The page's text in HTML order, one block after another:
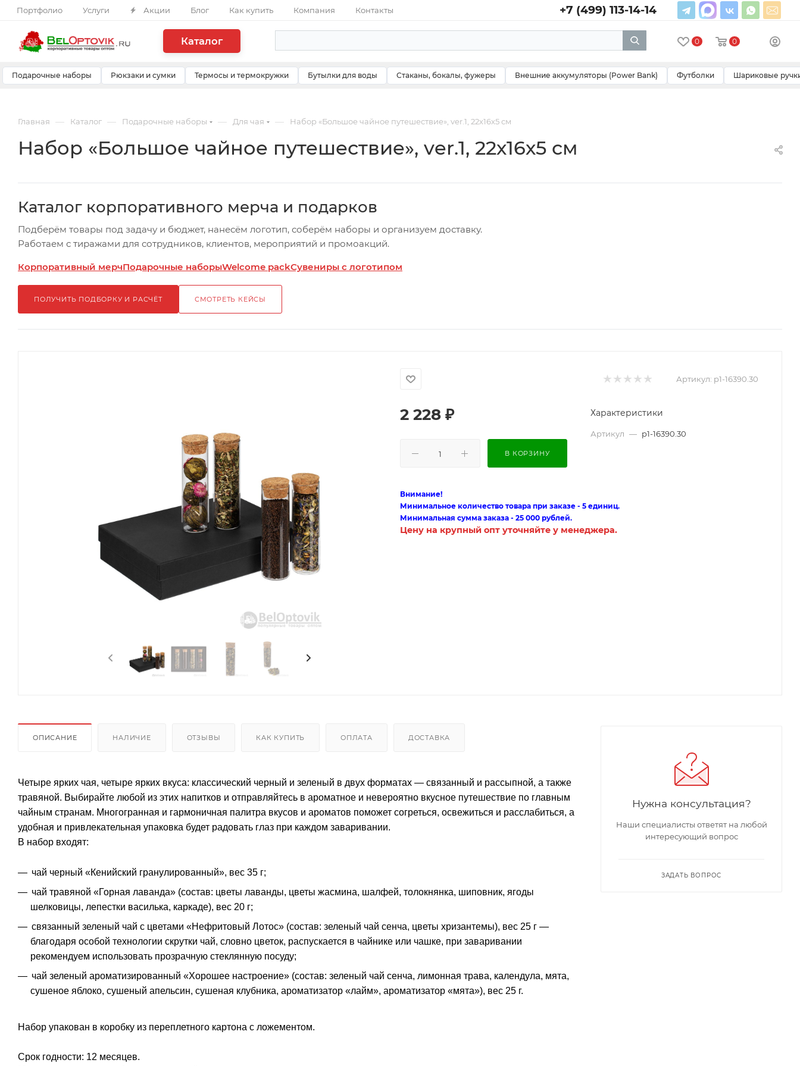
Портфолио Услуги Акции Блог Как купить Компания Контакты +7 (499) 113-14-14
Каталог 0 0
Подарочные наборы Рюкзаки и сумки Термосы и термокружки Бутылки для воды Стаканы, бокалы, фужеры Внешние аккумуляторы (Power Bank) Футболки Шариковые
Главная — Каталог — Подарочные наборы — Для чая — Набор «Большое чайное путешествие», ver.1, 22х16х5 см
Набор «Большое чайное путешествие», ver.1, 22х16х5 см
Каталог корпоративного мерча и подарков
Подберём товары под задачу и бюджет, нанесём логотип, соберём наборы и организуем доставку.
Работаем с тиражами для сотрудников, клиентов, мероприятий и промоакций.
Корпоративный мерчПодарочные наборыWelcome packСувениры с логотипом
ПОЛУЧИТЬ ПОДБОРКУ И РАСЧЁТ СМОТРЕТЬ КЕЙСЫ
Артикул: p1-16390.30
2 228 ₽
В КОРЗИНУ
Характеристики
Артикул — p1-16390.30
Внимание!
Минимальное количество товара при заказе - 5 единиц.
Минимальная сумма заказа - 25 000 рублей.
Цену на крупный опт уточняйте у менеджера.
ОПИСАНИЕ НАЛИЧИЕ ОТЗЫВЫ КАК КУПИТЬ ОПЛАТА ДОСТАВКА
Четыре ярких чая, четыре ярких вкуса: классический черный и зеленый в двух форматах — связанный и рассыпной, а также
травяной. Выбирайте любой из этих напитков и отправляйтесь в ароматное и невероятно вкусное путешествие по главным
чайным странам. Многогранная и гармоничная палитра вкусов и ароматов поможет согреться, освежиться и расслабиться, а
удобная и привлекательная упаковка будет радовать глаз при каждом заваривании.
В набор входят:
чай черный «Кенийский гранулированный», вес 35 г;
чай травяной «Горная лаванда» (состав: цветы лаванды, цветы жасмина, шалфей, толокнянка, шиповник, ягоды
шелковицы, лепестки василька, каркаде), вес 20 г;
связанный зеленый чай с цветами «Нефритовый Лотос» (состав: зеленый чай сенча, цветы хризантемы), вес 25 г —
благодаря особой технологии скрутки чай, словно цветок, распускается в чайнике или чашке, при заваривании
рекомендуем использовать прозрачную стеклянную посуду;
чай зеленый ароматизированный «Хорошее настроение» (состав: зеленый чай сенча, лимонная трава, календула, мята,
сушеное яблоко, сушеный апельсин, сушеная клубника, ароматизатор «лайм», ароматизатор «мята»), вес 25 г.
Набор упакован в коробку из переплетного картона с ложементом.
Срок годности: 12 месяцев.
Нужна консультация?
Наши специалисты ответят на любой
интересующий вопрос
ЗАДАТЬ ВОПРОС